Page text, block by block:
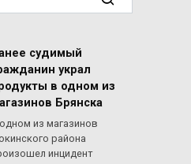
судимый
украл
в одном из
Брянска
из магазинов
района
инцидент